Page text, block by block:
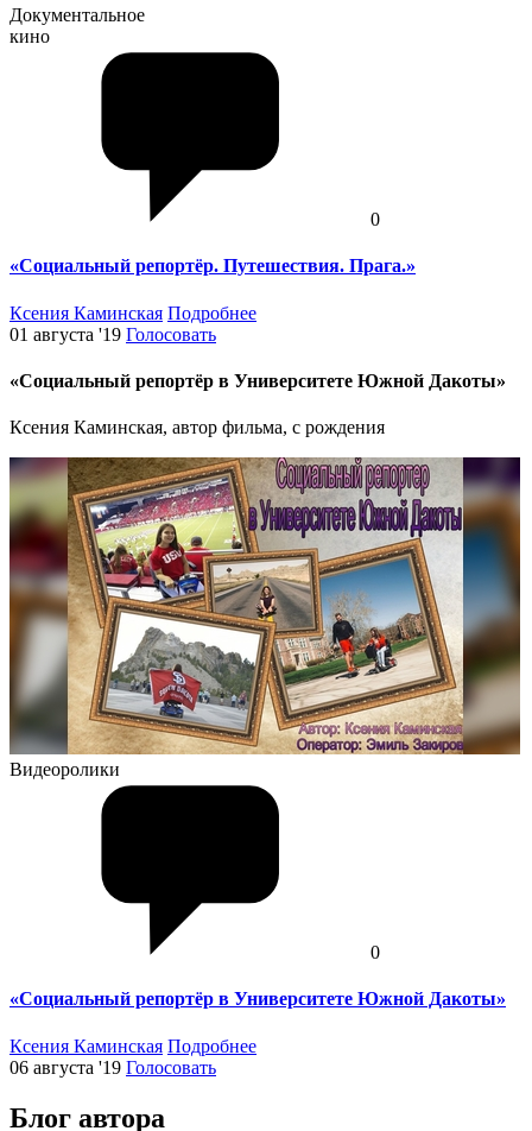
Документальное
кино
0
«Социальный репортёр. Путешествия. Прага.»
Ксения Каминская Подробнее
01 августа '19 Голосовать
«Социальный репортёр в Университете Южной Дакоты»
Ксения Каминская, автор фильма, с рождения
Видеоролики
0
«Социальный репортёр в Университете Южной Дакоты»
Ксения Каминская Подробнее
06 августа '19 Голосовать
Блог автора